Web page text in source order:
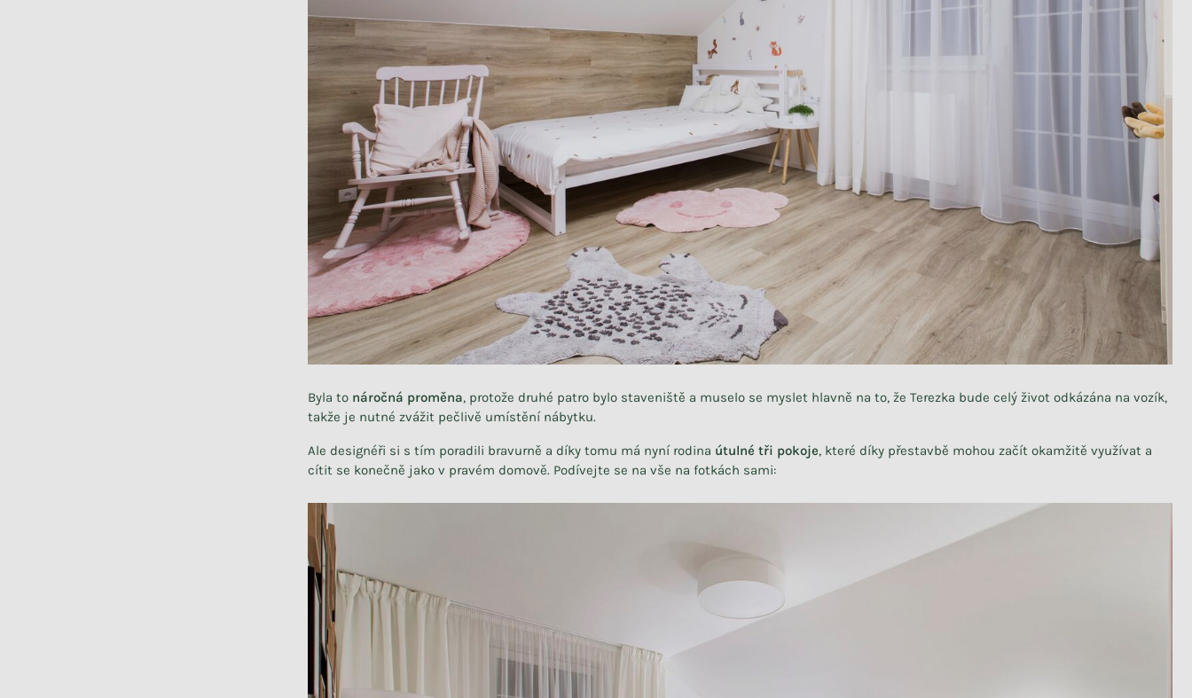
Byla to náročná proměna, protože druhé patro bylo staveniště a muselo se myslet hlavně na to, že Terezka bude celý život odkázána na vozík,
takže je nutné zvážit pečlivě umístění nábytku.
Ale designéři si s tím poradili bravurně a díky tomu má nyní rodina útulné tři pokoje, které díky přestavbě mohou začít okamžitě využívat a
cítit se konečně jako v pravém domově. Podívejte se na vše na fotkách sami: